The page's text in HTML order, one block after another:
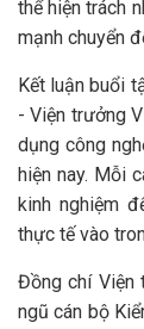
thể hiện trách
mạnh chuyển
Kết luận buổi
- Viện trưởng
dụng công
hiện nay. Mỗi
kinh nghiệm
thực tế vào
Đồng chí Viện
ngũ cán bộ